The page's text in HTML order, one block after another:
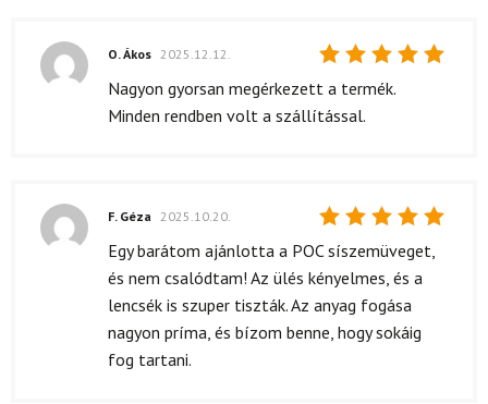
Értékelés:
O. Ákos 2025.12.12.
Nagyon gyorsan megérkezett a termék.
Minden rendben volt a szállítással.
Értékelés:
F. Géza 2025.10.20.
Egy barátom ajánlotta a POC síszemüveget,
és nem csalódtam! Az ülés kényelmes, és a
lencsék is szuper tiszták. Az anyag fogása
nagyon príma, és bízom benne, hogy sokáig
fog tartani.